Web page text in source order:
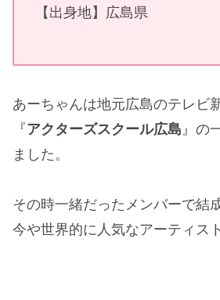
【出身地】広島県
あーちゃんは地元広島のテレビ
『アクターズスクール広島 』の
ました。
その時一緒だったメンバーで結
今や世界的に人気なアーティス